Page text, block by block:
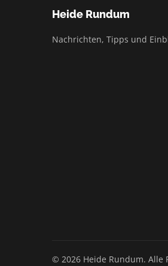
Heide Rundum
Nachrichten, Tipps und
© 2026 Heide Rundum. Alle